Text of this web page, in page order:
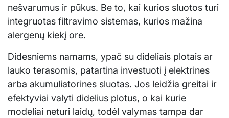
nešvarumus ir pūkus. Be to, kai kurios sluotos turi
integruotas filtravimo sistemas, kurios mažina
alergenų kiekį ore.
Didesniems namams, ypač su dideliais plotais ar
lauko terasomis, patartina investuoti į elektrines
arba akumuliatorines sluotas. Jos leidžia greitai ir
efektyviai valyti didelius plotus, o kai kurie
modeliai neturi laidų, todėl valymas tampa dar